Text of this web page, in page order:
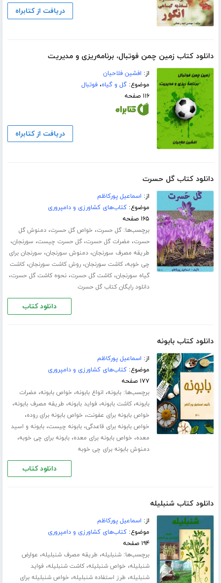
دریافت از کتابراه
دانلود کتاب زمین چمن فوتبال، برنامه‌ریزی و مدیریت
از: افشین فلاحیان
موضوع:گل و گیاه،فوتبال
۱۱۶ صفحه
دریافت از کتابراه
دانلود کتاب گل حسرت
از: اسماعیل پورکاظم
موضوع:کتاب‌های کشاورزی و دامپروری
۱۶۵ صفحه
برچسب‌ها:گل حسرت، خواص گل حسرت،دمنوش گل
حسرت، مضرات گل حسرت،گل حسرت چیست، سورنجان،
طریقه مصرف سورنجان،دمنوش سورنجان، سورنجان برای
چی خوبه،کاشت سورنجان،روش کاشت سورنجان،کاشت
گیاه سورنجان،کاشت گل حسرت،نحوه کاشت گل حسرت،
دانلود رایگان کتاب گل حسرت
دانلود کتاب
دانلود کتاب بابونه
از: اسماعیل پورکاظم
موضوع:کتاب‌های کشاورزی و دامپروری
۱۷۷ صفحه
برچسب‌ها:بابونه، انواع بابونه، خواص بابونه، مضرات
بابونه،کاشت بابونه، فواید بابونه، طریقه مصرف بابونه،
خواص بابونه برای عفونت، خواص بابونه برای روده،
خواص بابونه برای قاعدگی،بابونه چیست،بابونه و اسید
معده، خواص بابونه برای معده،بابونه برای چی خوبه،
دمنوش بابونه برای چی خوبه
دانلود کتاب
دانلود کتاب شنبلیله
از: اسماعیل پورکاظم
موضوع:کتاب‌های کشاورزی و دامپروری
۱۹۴ صفحه
برچسب‌ها:شنبلیله، طریقه مصرف شنبلیله، عوارض
شنبلیله، خواص شنبلیله،کاشت شنبلیله، فواید
شنبلیله، طرز استفاده شنبلیله، خواص شنبلیله برای